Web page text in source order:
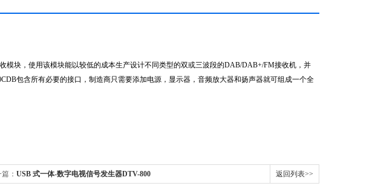
模块，使用该模块能以较低的成本生产设计不同类型的双或三波段的DAB/DAB+/FM接收机，并
包含所有必要的接口，制造商只需要添加电源，显示器，音频放大器和扬声器就可组成一个全
： USB 式一体-数字电视信号发生器DTV-800 返回列表>>